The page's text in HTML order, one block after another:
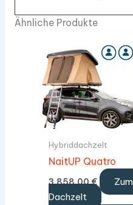
Ähnliche Produkte
Hybriddachzelt
NaitUP Quatro
3.858,00€
Zum
Dachzelt